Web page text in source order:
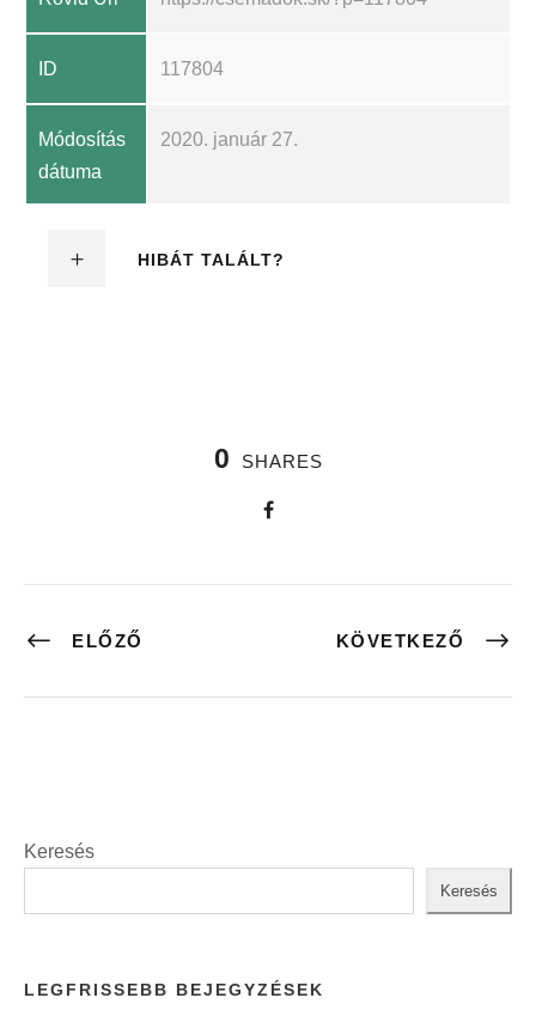
ID 117804
Módosítás
dátuma
2020. január 27.
HIBÁT TALÁLT?
0 SHARES
ELŐZŐ KÖVETKEZŐ
Keresés
Keresés
LEGFRISSEBB BEJEGYZÉSEK